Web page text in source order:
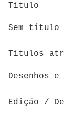
Titulo
Sem título
Titulos
Desenhos
Edição /